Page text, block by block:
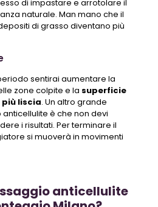
di impastare e arrotolare il
naturale. Man mano che il
di grasso diventano più
sentirai aumentare la
zone colpite e la superficie
liscia. Un altro grande
è che non devi
i risultati. Per terminare il
si muoverà in movimenti
anticellulite